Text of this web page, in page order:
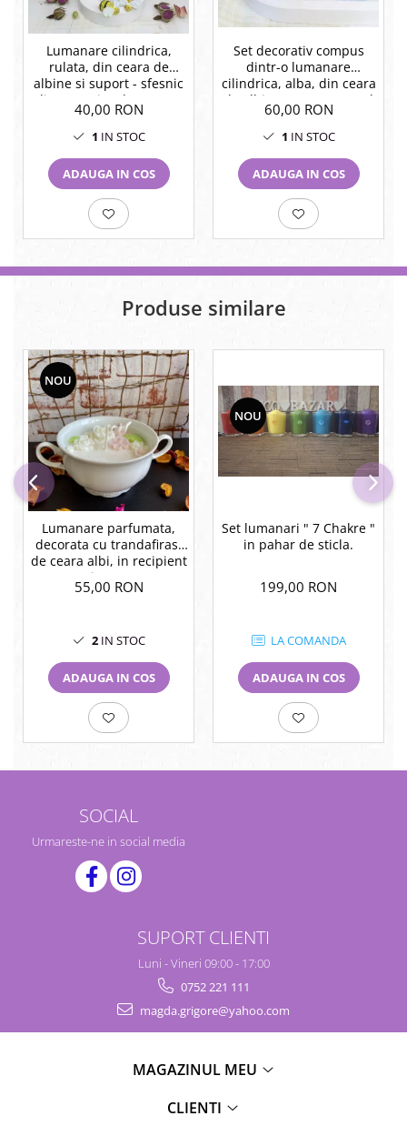
Lumanare cilindrica,
rulata, din ceara de
albine si suport - sfesnic
din ceramica decorat cu
albinute.
40,00 RON
1 IN STOC
ADAUGA IN COS
Set decorativ compus
dintr-o lumanare
cilindrica, alba, din ceara
de albine, un vas rotund
si o farfurie ovala din
ceramica.
60,00 RON
1 IN STOC
ADAUGA IN COS
Produse similare
NOU
Lumanare parfumata,
decorata cu trandafirasi
de ceara albi, in recipient
vintage.
55,00 RON
2IN STOC
ADAUGA IN COS
NOU
Set lumanari " 7 Chakre "
in pahar de sticla.
199,00 RON
LA COMANDA
ADAUGA IN COS
SOCIAL
Urmareste-ne in social media
SUPORT CLIENTI
Luni - Vineri 09:00 - 17:00
0752 221 111
magda.grigore@yahoo.com
MAGAZINUL MEU
CLIENTI